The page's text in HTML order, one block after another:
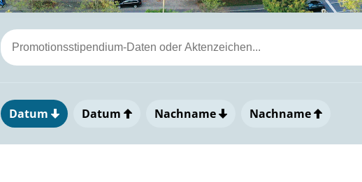
Datum Datum Nachname Nachname